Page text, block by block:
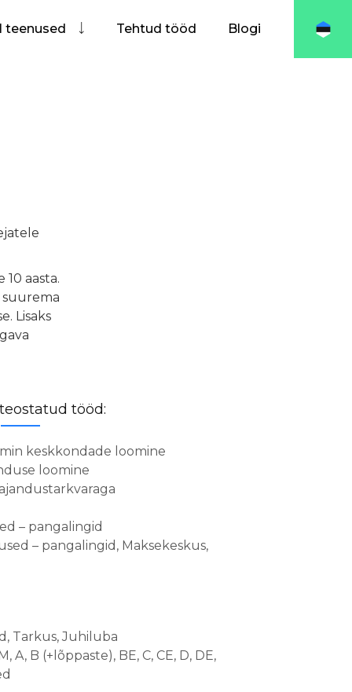
teenused Tehtud tööd Blogi
aasta.
Lisaks
tööd:
keskkondade loomine
loomine
– pangalingid
– pangalingid, Maksekeskus,
Tarkus, Juhiluba
A, B (+lõppaste), BE, C, CE, D, DE,